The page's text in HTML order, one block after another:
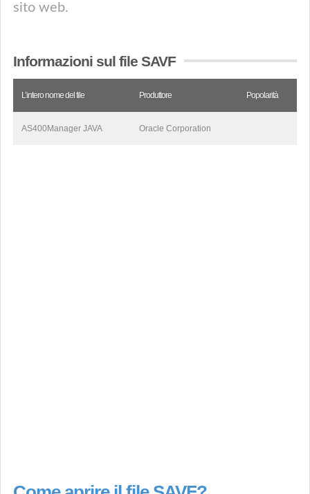
sito web.
Informazioni sul file SAVF
L’intero nome del file Produttore Popolarità
AS400Manager JAVA Oracle Corporation